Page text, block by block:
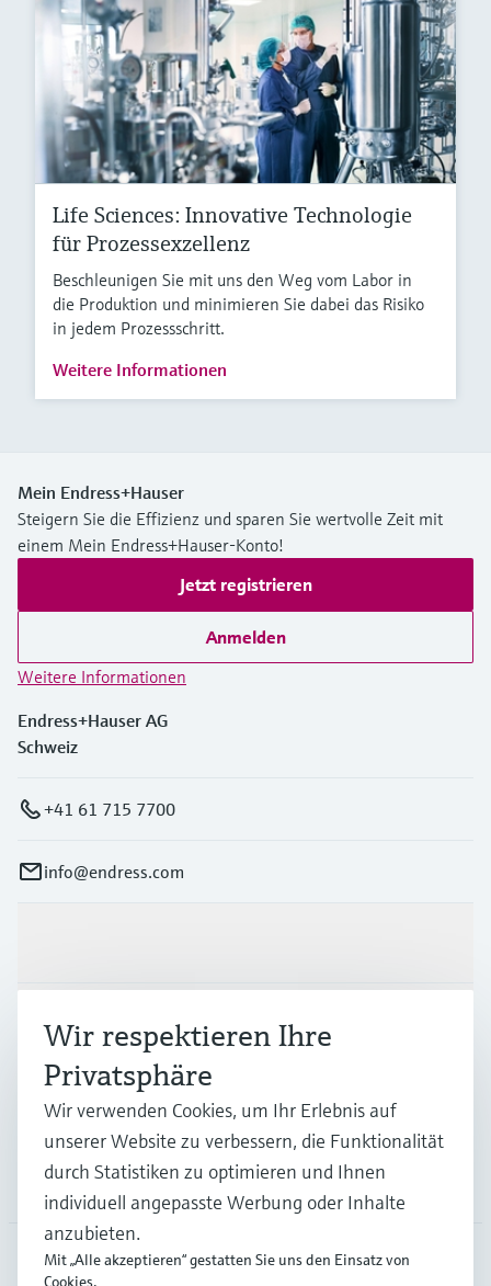
Life Sciences: Innovative Technologie
für Prozessexzellenz
Beschleunigen Sie mit uns den Weg vom Labor in
die Produktion und minimieren Sie dabei das Risiko
in jedem Prozessschritt.
Weitere Informationen
Mein Endress+Hauser
Steigern Sie die Effizienz und sparen Sie wertvolle Zeit mit
einem Mein Endress+Hauser-Konto!
Jetzt registrieren
Anmelden
Weitere Informationen
Endress+Hauser AG
Schweiz
+41 61 715 7700
info@endress.com
Branchen
Support
Unternehmen
Wir respektieren Ihre
Privatsphäre
Wir verwenden Cookies, um Ihr Erlebnis auf
unserer Website zu verbessern, die Funktionalität
durch Statistiken zu optimieren und Ihnen
individuell angepasste Werbung oder Inhalte
anzubieten.
Mit „Alle akzeptieren“ gestatten Sie uns den Einsatz von
Cookies.